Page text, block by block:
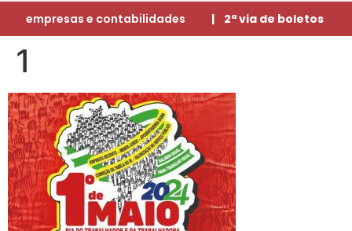
empresas e contabilidades | 2ª via de boletos
1